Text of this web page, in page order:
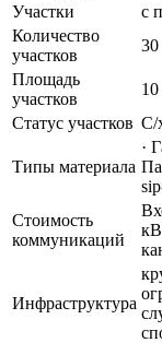
Участки
с
Количество
участков
30
Площадь
участков
Статус участков С/
Типы материала
·
Стоимость
коммуникаций
Инфраструктура